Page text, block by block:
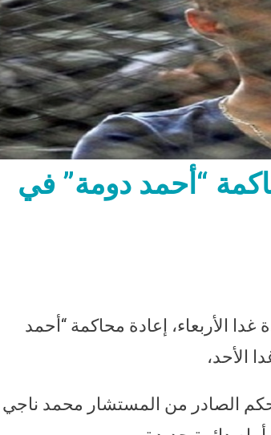
“أحمد دومة” في
الأربعاء، إعادة محاكمة “أحمد
الأحد،
الصادر من المستشار محمد ناجي